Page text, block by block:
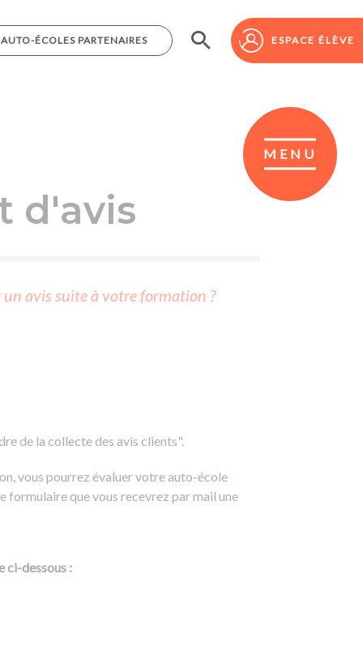
AUTO-ÉCOLES PARTENAIRES ESPACE ÉLÈVE
MENU
AUTO-ÉCOLES PARTENAIRES ESPACE ÉLÈVE
d'avis
avis suite à votre formation ?
de la collecte des avis clients".
vous pourrez évaluer votre auto-école
formulaire que vous recevrez par mail une
ci-dessous :